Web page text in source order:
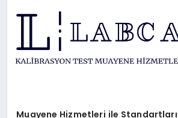
SIYASET
Muayene Hizmetleri ile